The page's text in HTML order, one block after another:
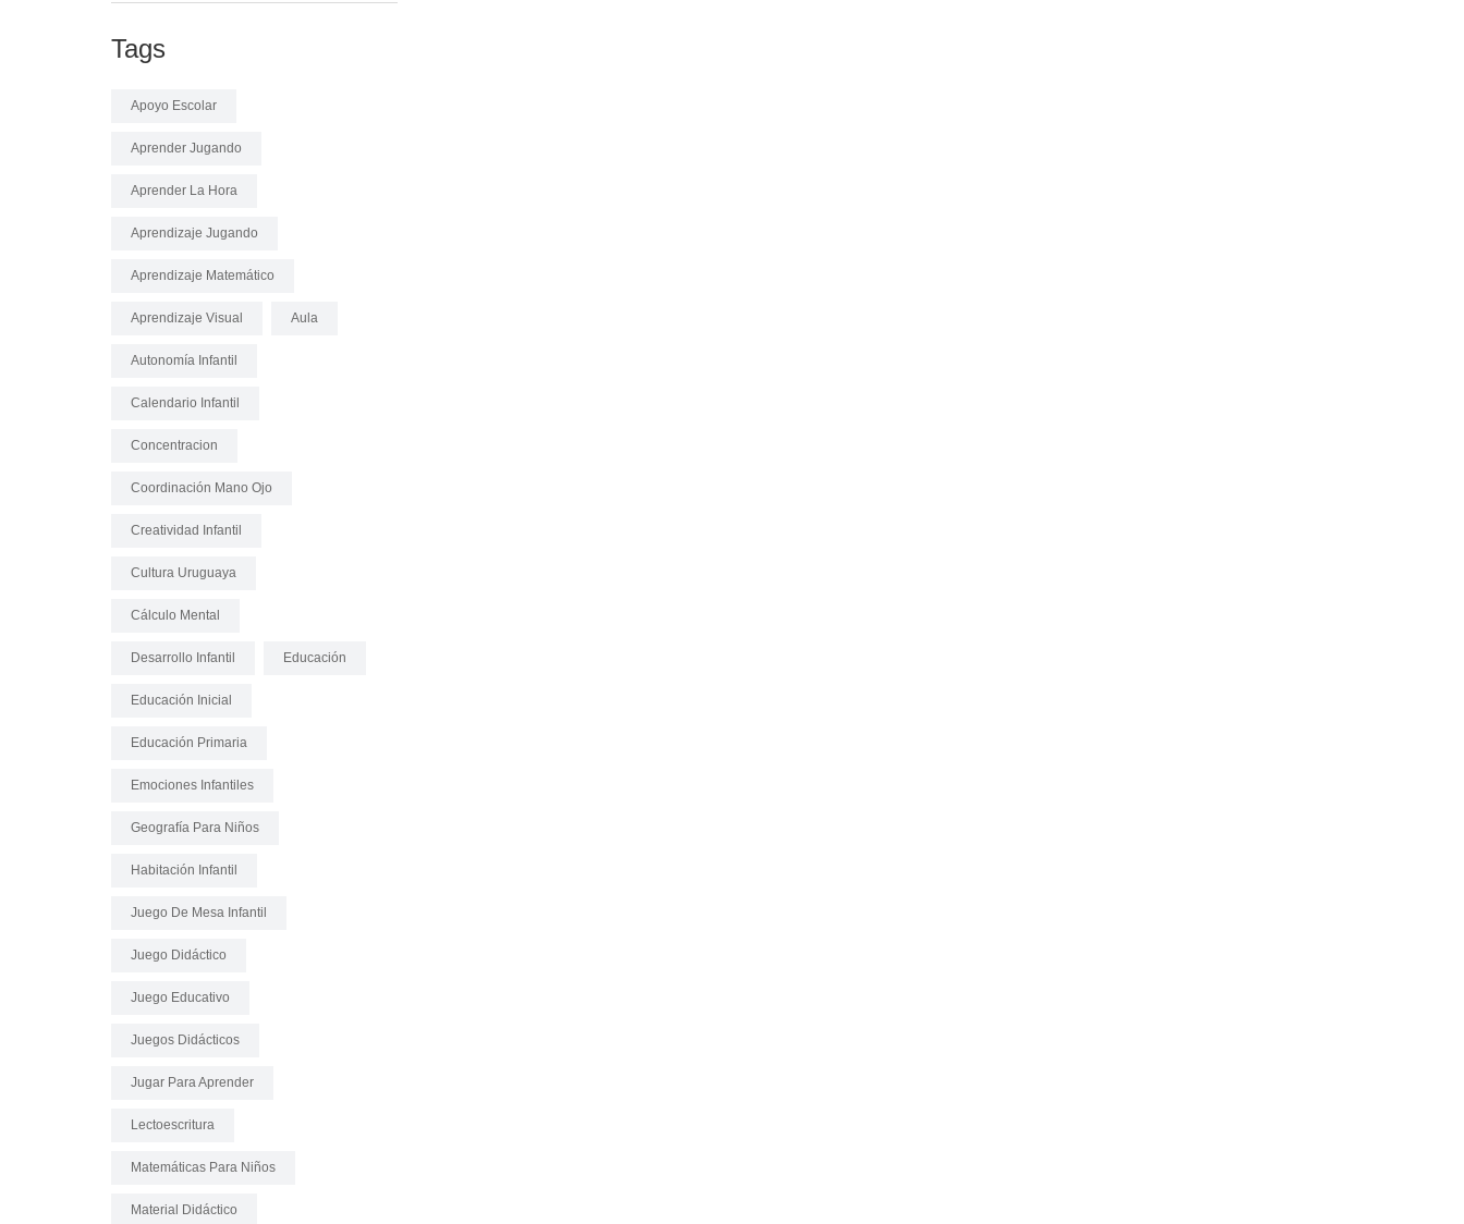
Tags
Apoyo Escolar
Aprender Jugando
Aprender La Hora
Aprendizaje Jugando
Aprendizaje Matemático
Aprendizaje Visual Aula
Autonomía Infantil
Calendario Infantil
Concentracion
Coordinación Mano Ojo
Creatividad Infantil
Cultura Uruguaya
Cálculo Mental
Desarrollo Infantil Educación
Educación Inicial
Educación Primaria
Emociones Infantiles
Geografía Para Niños
Habitación Infantil
Juego De Mesa Infantil
Juego Didáctico
Juego Educativo
Juegos Didácticos
Jugar Para Aprender
Lectoescritura
Matemáticas Para Niños
Material Didáctico